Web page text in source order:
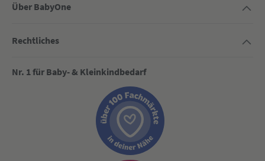
Über BabyOne
Rechtliches
Nr. 1 für Baby- & Kleinkindbedarf